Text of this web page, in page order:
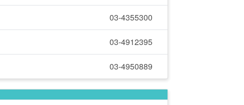
03-4355300
03-4912395
03-4950889